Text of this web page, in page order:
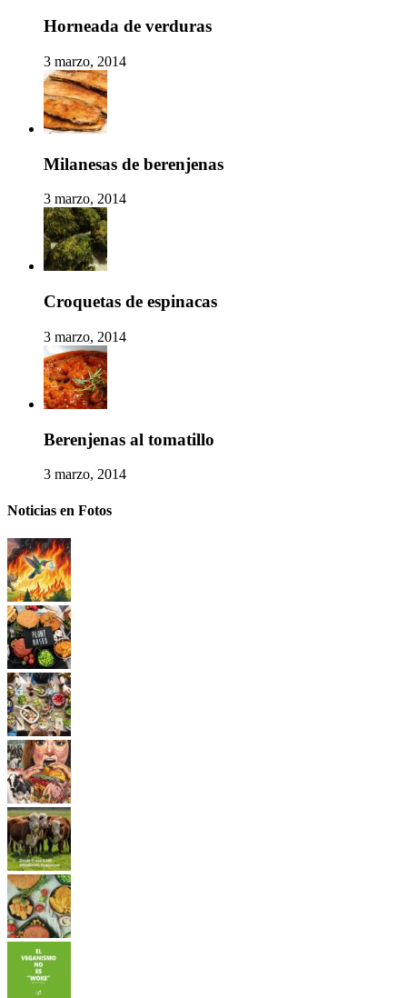
Horneada de verduras
3 marzo, 2014
Milanesas de berenjenas
3 marzo, 2014
Croquetas de espinacas
3 marzo, 2014
Berenjenas al tomatillo
3 marzo, 2014
Noticias en Fotos